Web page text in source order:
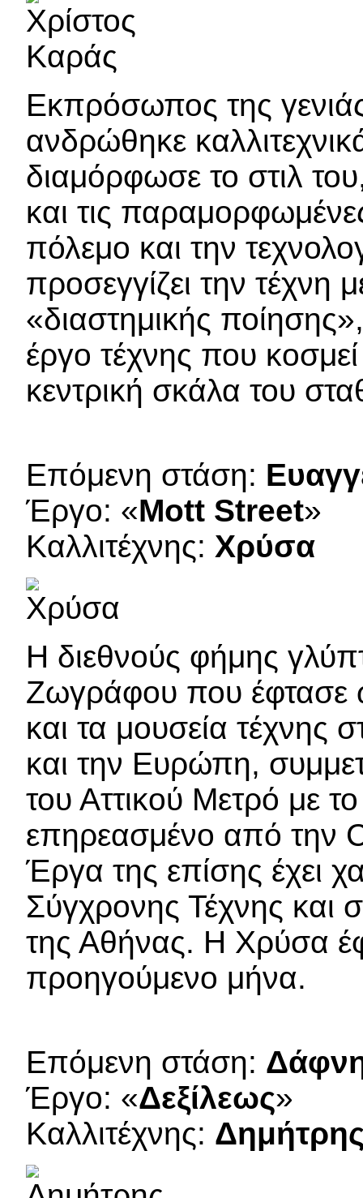
Εκπρόσωπος της
ανδρώθηκε
διαμόρφωσε το στιλ
και τις
πόλεμο και την
προσεγγίζει την τέχνη
«διαστημικής
έργο τέχνης που
κεντρική σκάλα του
Επόμενη στάση:
Έργο: «Mott Street»
Καλλιτέχνης: Χρύσα
Η διεθνούς φήμης
Ζωγράφου που έφτασε
και τα μουσεία τέχνης
και την Ευρώπη,
του Αττικού Μετρό με
επηρεασμένο από την
Έργα της επίσης έχει
Σύγχρονης Τέχνης και
της Αθήνας. Η Χρύσα
προηγούμενο μήνα.
Επόμενη στάση:
Έργο: «Δεξίλεως»
Καλλιτέχνης: